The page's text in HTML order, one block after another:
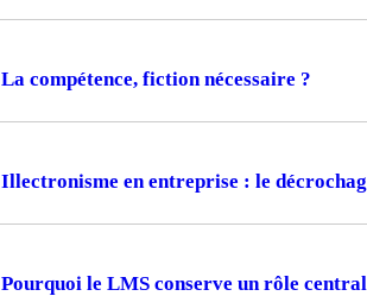
La compétence, fiction nécessaire ?
Illectronisme en entreprise : le
Pourquoi le LMS conserve un rôle